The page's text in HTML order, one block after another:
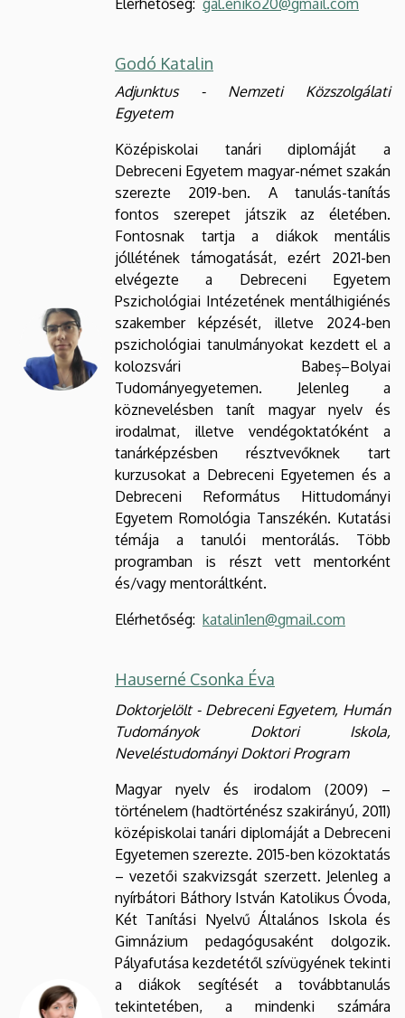
Elérhetőség: gal.eniko20@gmail.com
Godó Katalin
Adjunktus - Nemzeti Közszolgálati
Egyetem
Középiskolai tanári diplomáját a
Debreceni Egyetem magyar-német szakán
szerezte 2019-ben. A tanulás-tanítás
fontos szerepet játszik az életében.
Fontosnak tartja a diákok mentális
jóllétének támogatását, ezért 2021-ben
elvégezte a Debreceni Egyetem
Pszichológiai Intézetének mentálhigiénés
szakember képzését, illetve 2024-ben
pszichológiai tanulmányokat kezdett el a
kolozsvári Babeș–Bolyai
Tudományegyetemen. Jelenleg a
köznevelésben tanít magyar nyelv és
irodalmat, illetve vendégoktatóként a
tanárképzésben résztvevőknek tart
kurzusokat a Debreceni Egyetemen és a
Debreceni Református Hittudományi
Egyetem Romológia Tanszékén. Kutatási
témája a tanulói mentorálás. Több
programban is részt vett mentorként
és/vagy mentoráltként.
Elérhetőség: katalin1en@gmail.com
Hauserné Csonka Éva
Doktorjelölt - Debreceni Egyetem, Humán
Tudományok Doktori Iskola,
Neveléstudományi Doktori Program
Magyar nyelv és irodalom (2009) –
történelem (hadtörténész szakirányú, 2011)
középiskolai tanári diplomáját a Debreceni
Egyetemen szerezte. 2015-ben közoktatás
– vezetői szakvizsgát szerzett. Jelenleg a
nyírbátori Báthory István Katolikus Óvoda,
Két Tanítási Nyelvű Általános Iskola és
Gimnázium pedagógusaként dolgozik.
Pályafutása kezdetétől szívügyének tekinti
a diákok segítését a továbbtanulás
tekintetében, a mindenki számára